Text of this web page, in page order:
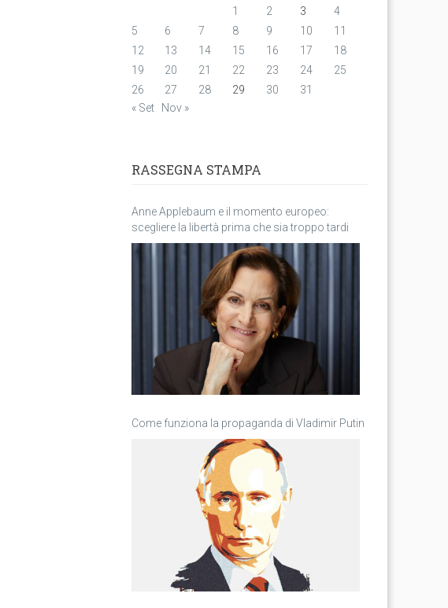
1
2 3
4
5
6 7 8 9 10
11
12
13 14 15 16 17
18
19
20 21 22 23 24
25
26
27 28 29 30
31
« Set
Nov »
RASSEGNA STAMPA
Anne Applebaum e il momento europeo:
scegliere la libertà prima che sia troppo tardi
Come funziona la propaganda di Vladimir Putin